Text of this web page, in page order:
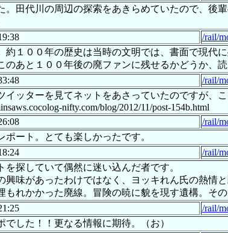
。田代川の周辺の探索をあきらめていたので、後
/rail/
約１００年の歴史は当時の文明では、書面で現代
のあと１００年後の廃ファンに残せるかどうか、
/rail/
イッターを見てネットをあさっていたのですが
nifty.com/blog/2012/11/post-154b.html
/rail/
ポート。とても楽しかったです。
/rail/
を探していて偶然に迷い込んだ者です。
興味があったわけではなく、ヨッキれん氏の熱情
もれかかった廃線。冒険の暁に貌を現す遺構。そ
/rail/
でした！！更なる情報に期待。（お）